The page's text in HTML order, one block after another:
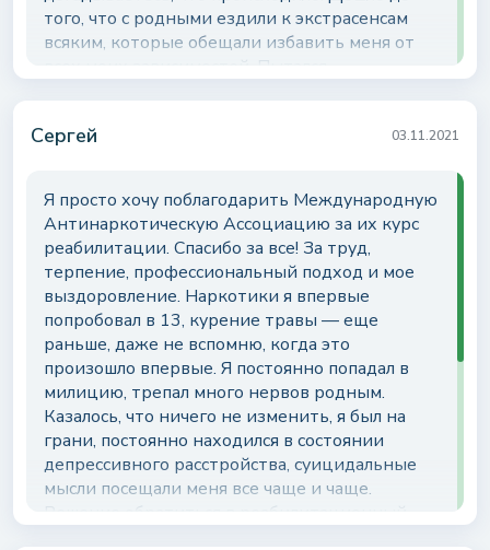
того, что с родными ездили к экстрасенсам
всяким, которые обещали избавить меня от
всех моих зависимостей. Пытался
жизнь и не имел целей. Обращаясь в МАА, я
потому, что мама слезно просила. Сейчас я
понимаю, что главным было начать, и я рад,
что попал сюда. Я прошел курс, я чист и даже
женат. Мы счастливы и хотим стать
родителями. Я хочу обратиться ко всем, кто
читает сейчас мою историю: не занимайтесь
самолечением, не тратьте деньги на
«видящих», ведь вы теряете время, а время
бесценно…
Сергей 03.11.2021
Я просто хочу поблагодарить Международную
Антинаркотическую Ассоциацию за их курс
реабилитации. Спасибо за все! За труд,
терпение, профессиональный подход и мое
выздоровление. Наркотики я впервые
попробовал в 13, курение травы — еще
раньше, даже не вспомню, когда это
произошло впервые. Я постоянно попадал в
милицию, трепал много нервов родным.
Казалось, что ничего не изменить, я был на
грани, постоянно находился в состоянии
депрессивного расстройства, суицидальные
мысли посещали меня все чаще и чаще.
Решение обратиться в реабилитационный
Оставить отзыв
Бесплатная консультация
спцециалистов по телефону